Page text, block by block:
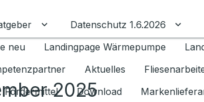
Untermenü für Ratgeber
Datenschutz 1.6.2026
neu Landingpage Wärmepumpe
Aktuelles
Fördermittel Download
2025